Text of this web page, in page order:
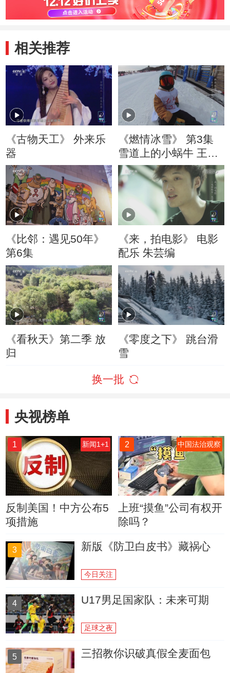
想
相关推荐
《古物天工》 外来乐
器
《燃情冰雪》 第3集
雪道上的小蜗牛 王秋
为
《比邻：遇见50年》
第6集
《来，拍电影》 电影
配乐 朱芸编
《看秋天》第二季 放
归
《零度之下》 跳台滑
雪
换一批
央视榜单
1 新闻1+1
反制美国！中方公布5
项措施
2 中国法治观察
上班“摸鱼”公司有权开
除吗？
3 新版《防卫白皮书》藏祸心
今日关注
4 U17男足国家队：未来可期
足球之夜
5 三招教你识破真假全麦面包